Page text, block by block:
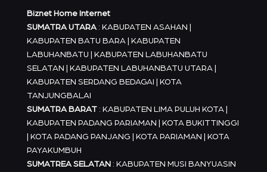
Biznet Home Internet
SUMATRA UTARA: KABUPATEN ASAHAN |
KABUPATEN BATU BARA | KABUPATEN
LABUHANBATU | KABUPATEN LABUHANBATU
SELATAN | KABUPATEN LABUHANBATU UTARA |
KABUPATEN SERDANG BEDAGAI | KOTA
TANJUNGBALAI
SUMATRA BARAT: KABUPATEN LIMA PULUH KOTA |
KABUPATEN PADANG PARIAMAN | KOTA BUKITTINGGI
| KOTA PADANG PANJANG | KOTA PARIAMAN | KOTA
PAYAKUMBUH
SUMATREA SELATAN: KABUPATEN MUSI BANYUASIN